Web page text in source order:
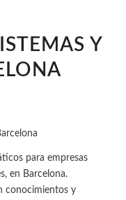
Y
para empresas
en Barcelona.
conocimientos y